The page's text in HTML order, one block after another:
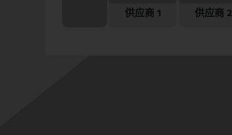
供应商 1 供应商 2